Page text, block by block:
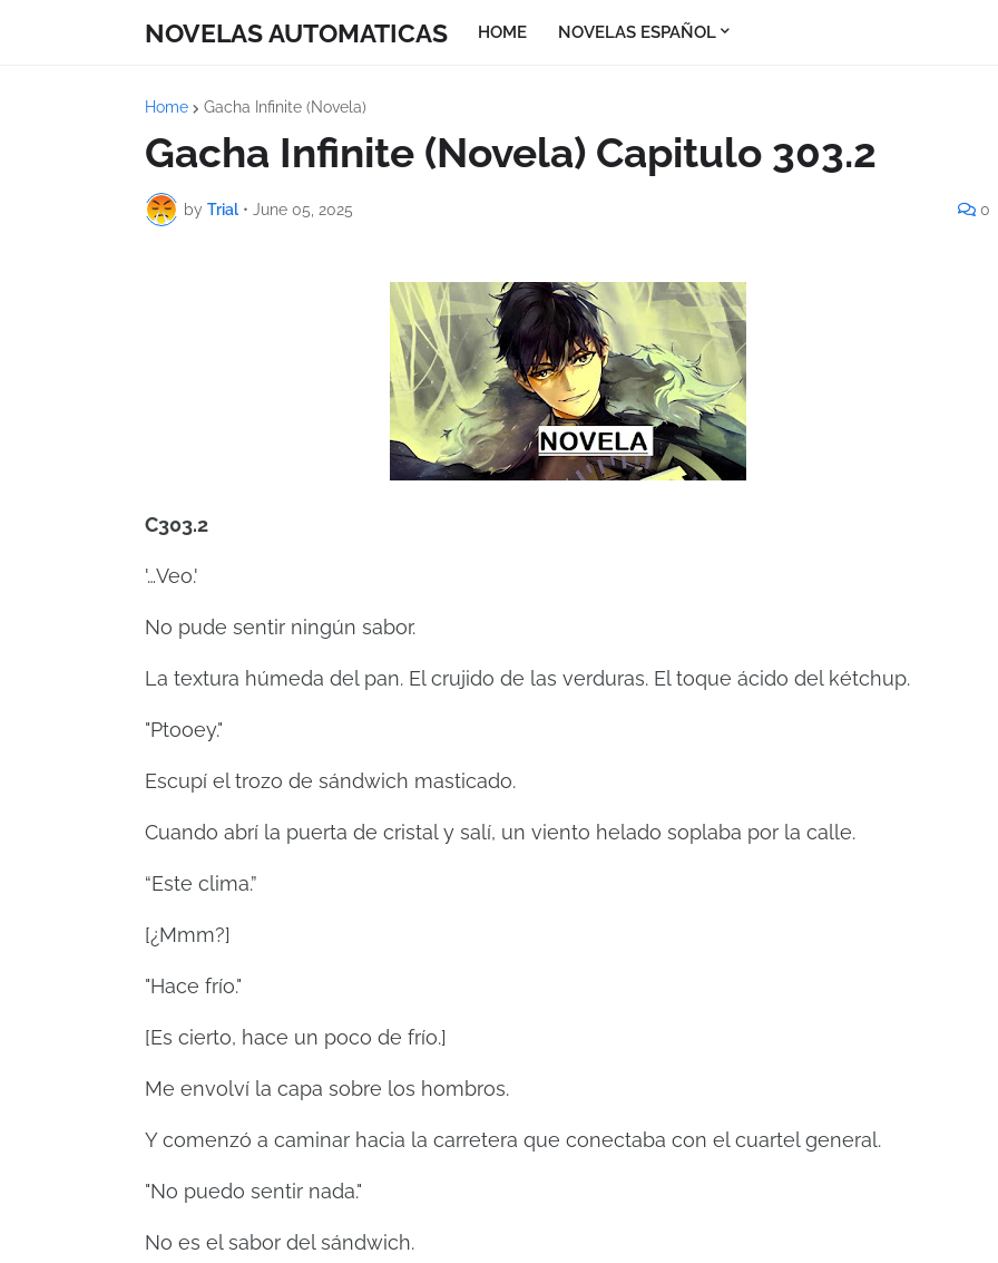
NOVELAS AUTOMATICAS HOME NOVELAS ESPAÑOL
Home Gacha Infinite (Novela)
Gacha Infinite (Novela) Capitulo 303.2
by Trial • June 05, 2025 0
C303.2
'…Veo.'
No pude sentir ningún sabor.
La textura húmeda del pan. El crujido de las verduras. El toque ácido del kétchup.
"Ptooey."
Escupí el trozo de sándwich masticado.
Cuando abrí la puerta de cristal y salí, un viento helado soplaba por la calle.
“Este clima.”
[¿Mmm?]
"Hace frío."
[Es cierto, hace un poco de frío.]
Me envolví la capa sobre los hombros.
Y comenzó a caminar hacia la carretera que conectaba con el cuartel general.
"No puedo sentir nada."
No es el sabor del sándwich.